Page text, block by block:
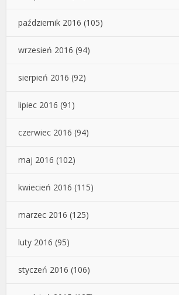
październik 2016 (105)
wrzesień 2016 (94)
sierpień 2016 (92)
lipiec 2016 (91)
czerwiec 2016 (94)
maj 2016 (102)
kwiecień 2016 (115)
marzec 2016 (125)
luty 2016 (95)
styczeń 2016 (106)